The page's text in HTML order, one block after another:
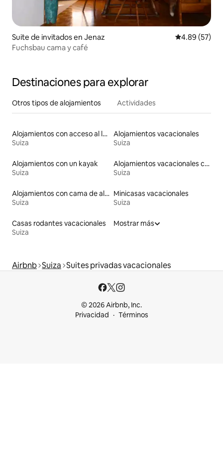
Suite de invitados en Jenaz Calificación
4.89 (57)
Fuchsbau cama y café
Destinaciones para explorar
Otros tipos de alojamientos Actividades
Alojamientos con acceso al lago
Suiza
Alojamientos vacacionales
Suiza
Alojamientos con un kayak
Suiza
Alojamientos vacacionales con piscina
Suiza
Alojamientos con cama de altura accesible
Suiza
Minicasas vacacionales
Suiza
Casas rodantes vacacionales
Suiza
Mostrar más
Airbnb Suiza Suites privadas vacacionales
© 2026 Airbnb, Inc.
Privacidad
Términos